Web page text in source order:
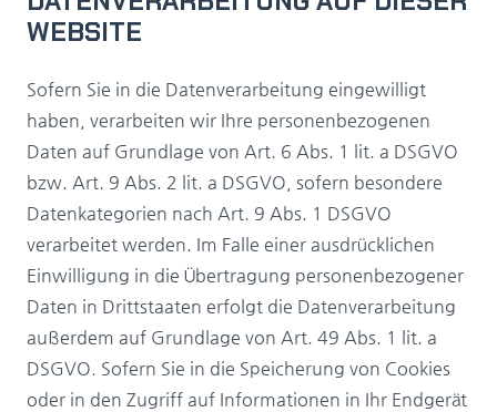
WEBSITE
Sofern Sie in die Datenverarbeitung eingewilligt
haben, verarbeiten wir Ihre personenbezogenen
Daten auf Grundlage von Art. 6 Abs. 1 lit. a DSGVO
bzw. Art. 9 Abs. 2 lit. a DSGVO, sofern besondere
Datenkategorien nach Art. 9 Abs. 1 DSGVO
verarbeitet werden. Im Falle einer ausdrücklichen
Einwilligung in die Übertragung personenbezogener
Daten in Drittstaaten erfolgt die Datenverarbeitung
außerdem auf Grundlage von Art. 49 Abs. 1 lit. a
DSGVO. Sofern Sie in die Speicherung von Cookies
oder in den Zugriff auf Informationen in Ihr Endgerät